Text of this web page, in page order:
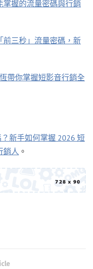
握的流量密碼與行銷
前三秒」流量密碼，新
帶你掌握短影音行銷全
新手如何掌握 2026 短
銷人 。